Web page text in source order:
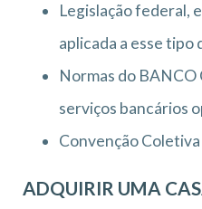
Legislação federal,
aplicada a esse tipo
Normas do BANCO
serviços bancários
Convenção
ADQUIRIR UMA